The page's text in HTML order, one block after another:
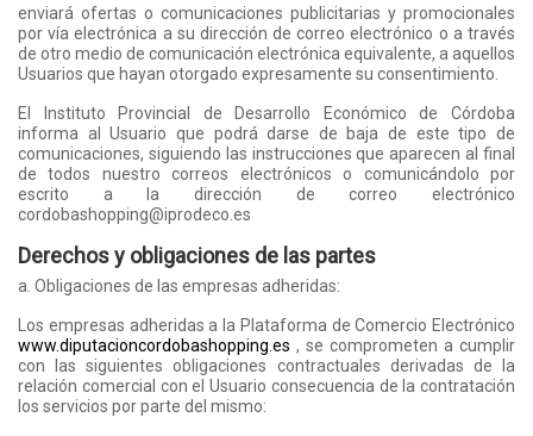
enviará ofertas o comunicaciones publicitarias y promocionales
por vía electrónica a su dirección de correo electrónico o a través
de otro medio de comunicación electrónica equivalente, a aquellos
Usuarios que hayan otorgado expresamente su consentimiento.
El Instituto Provincial de Desarrollo Económico de Córdoba
informa al Usuario que podrá darse de baja de este tipo de
comunicaciones, siguiendo las instrucciones que aparecen al final
de todos nuestro correos electrónicos o comunicándolo por
escrito a la dirección de correo electrónico
cordobashopping@iprodeco.es
Derechos y obligaciones de las partes
a. Obligaciones de las empresas adheridas:
Los empresas adheridas a la Plataforma de Comercio Electrónico
www.diputacioncordobashopping.es , se comprometen a cumplir
con las siguientes obligaciones contractuales derivadas de la
relación comercial con el Usuario consecuencia de la contratación
los servicios por parte del mismo: